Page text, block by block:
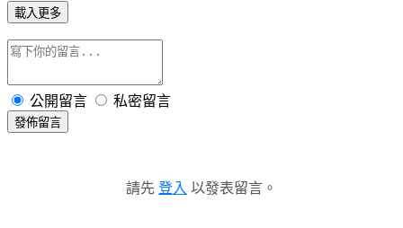
載入更多
公開留言 私密留言
發佈留言
請先 登入 以發表留言。